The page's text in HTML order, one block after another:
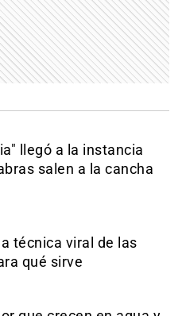
llegó a la instancia
salen a la cancha
técnica viral de las
qué sirve